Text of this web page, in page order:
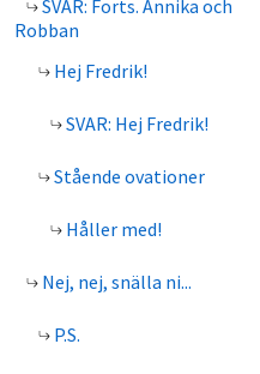
SVAR: Forts. Annika och
Robban
Hej Fredrik!
SVAR: Hej Fredrik!
Stående ovationer
Håller med!
Nej, nej, snälla ni...
P.S.